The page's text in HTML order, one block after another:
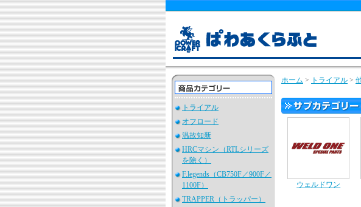
トライアル
オフロード
温故知新
HRCマシン（RTLシリーズ
を除く）
F.legends（CB750F／900F／
1100F）
TRAPPER（トラッパー）
ホーム > トライアル >
ウェルドワン